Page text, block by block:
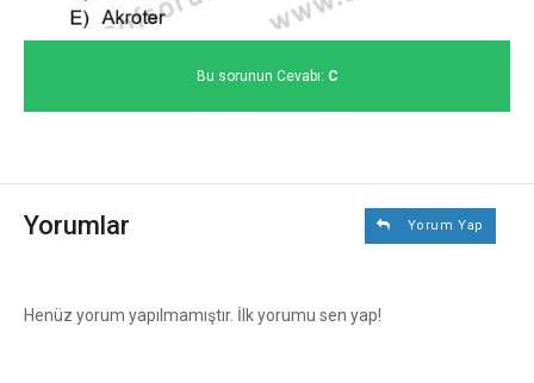
Bu sorunun Cevabı: C
Yorumlar Yorum Yap
Henüz yorum yapılmamıştır. İlk yorumu sen yap!